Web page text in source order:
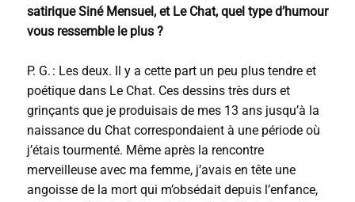
satirique Siné Mensuel, et Le Chat, quel type d’humour
vous ressemble le plus ?
P. G. : Les deux. Il y a cette part un peu plus tendre et
poétique dans Le Chat. Ces dessins très durs et
grinçants que je produisais de mes 13 ans jusqu’à la
naissance du Chat correspondaient à une période où
j’étais tourmenté. Même après la rencontre
merveilleuse avec ma femme, j’avais en tête une
angoisse de la mort qui m’obsédait depuis l’enfance,